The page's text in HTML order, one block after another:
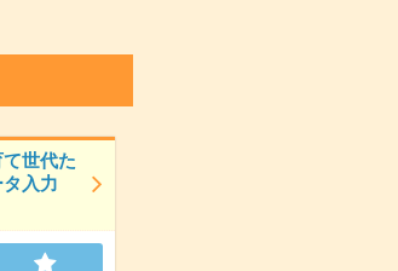
て世代た
入力